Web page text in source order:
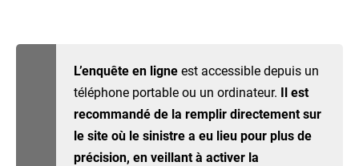
L’enquête en ligne est accessible depuis un
téléphone portable ou un ordinateur. Il est
recommandé de la remplir directement sur
le site où le sinistre a eu lieu pour plus de
précision, en veillant à activer la